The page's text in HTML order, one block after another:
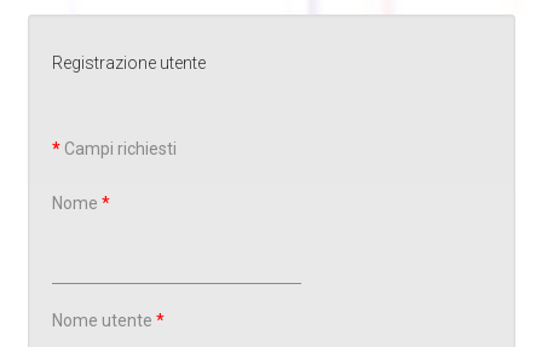
Registrazione utente
*Campi richiesti
Nome *
Nome utente *